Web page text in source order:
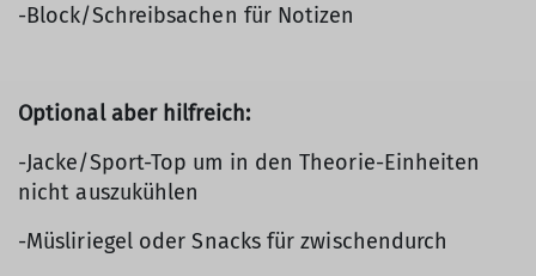
-Block/Schreibsachen für Notizen
Optional aber hilfreich:
-Jacke/Sport-Top um in den Theorie-Einheiten
nicht auszukühlen
-Müsliriegel oder Snacks für zwischendurch